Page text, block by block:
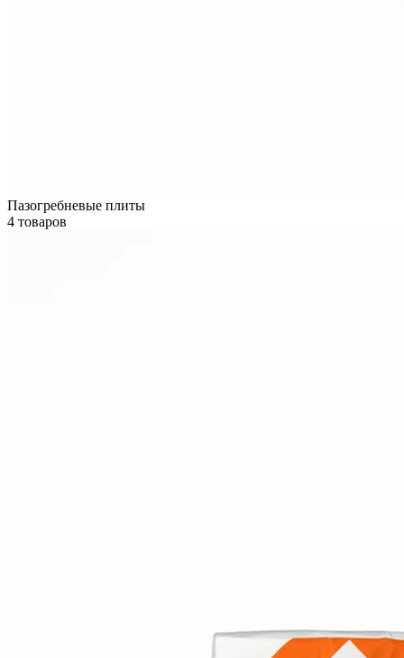
Пазогребневые плиты
4 товаров